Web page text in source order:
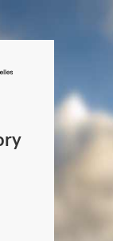
/
Canada